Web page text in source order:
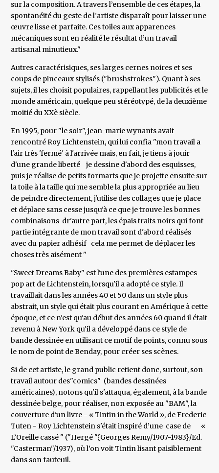
sur la composition. A travers l’ensemble de ces étapes, la
spontanéité du geste de l’artiste disparaît pour laisser une
œuvre lisse et parfaite. Ces toiles aux apparences
mécaniques sont en réalité le résultat d’un travail
artisanal minutieux."
Autres caractérisiques, ses larges cernes noires et ses
coups de pinceaux stylisés ("brushstrokes"). Quant à ses
sujets, il les choisit populaires, rappellant les publicités et le
monde américain, quelque peu stéréotypé, de la deuxième
moitié du XXè siècle.
En 1995, pour "le soir", jean-marie wynants avait
rencontré Roy Lichtenstein, qui lui confia "mon travail a
l'air très 'fermé' à l'arrivée mais, en fait, je tiens à jouir
d'une grande liberté je dessine d'abord des esquisses,
puis je réalise de petits formarts que je projette ensuite sur
la toile à la taille qui me semble la plus appropriée au lieu
de peindre directement, j'utilise des collages que je place
et déplace sans cesse jusqu'à ce que je trouve les bonnes
combinaisons dr'autre part, les épais traits noirs qui font
partie intégrante de mon travail sont d'abord réalisés
avec du papier adhésif cela me permet de déplacer les
choses très aisément "
"Sweet Dreams Baby" est l'une des premières estampes
pop art de Lichtenstein, lorsqu'il a adopté ce style. Il
travaillait dans les années 40 et 50 dans un style plus
abstrait, un style qui était plus courant en Amérique à cette
époque, et ce n'est qu'au début des années 60 quand il était
revenu à New York qu'il a développé dans ce style de
bande dessinée en utilisant ce motif de points, connu sous
le nom de point de Benday, pour créer ses scènes.
Si de cet artiste, le grand public retient donc, surtout, son
travail autour des"comics" (bandes dessinées
américaines), notons qu'il s'attaqua, également, à la bande
dessinée belge, pour réaliser, non exposée au "BAM", la
couverture d'un livre - « Tintin in the World », de Frederic
Tuten - Roy Lichtenstein s'était inspiré d’une case de «
L’Oreille cassé " ("Hergé "{Georges Remy/1907-1983}/Ed.
"Casterman"/1937), où l’on voit Tintin lisant paisiblement
dans son fauteuil.